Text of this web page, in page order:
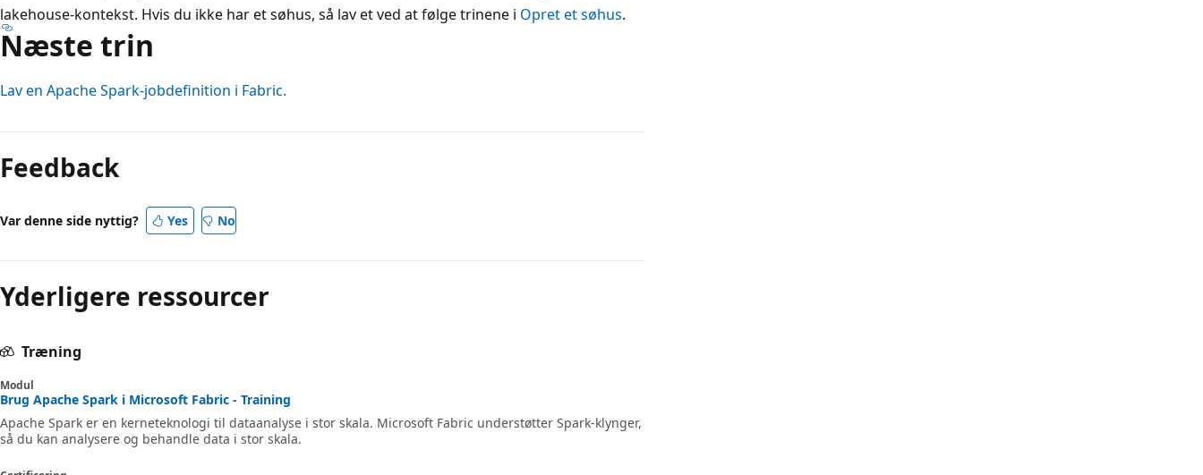
lakehouse-kontekst. Hvis du ikke har et søhus, så lav et ved at følge trinene i Opret et søhus.
Næste trin
Lav en Apache Spark-jobdefinition i Fabric.
er
deaktiveret
Feedback
Var denne side nyttig? Yes No
Yderligere ressourcer
Træning
Modul
Brug Apache Spark i Microsoft Fabric - Training
Apache Spark er en kerneteknologi til dataanalyse i stor skala. Microsoft Fabric understøtter Spark-klynger,
så du kan analysere og behandle data i stor skala.